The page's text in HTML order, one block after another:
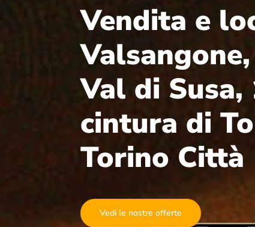
Vendita e
Val di Susa,
cintura di
Torino Città
Vedi le nostre offerte